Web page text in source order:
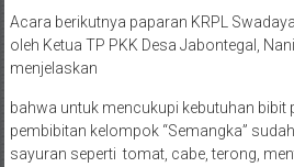
Acara berikutnya paparan KRPL
oleh Ketua TP PKK Desa Jabontegal,
menjelaskan
bahwa untuk mencukupi kebutuhan bibit
pembibitan kelompok “Semangka”
sayuran seperti tomat, cabe, terong,